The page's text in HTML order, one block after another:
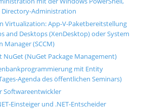
Directory-Administration
Virtualization: App-V-Paketbereitstellung
and Desktops (XenDesktop) oder System
(SCCM)
(NuGet Package Management)
mit Entity
Agenda des öffentlichen Seminars)
Softwareentwickler
Einsteiger und .NET-Entscheider